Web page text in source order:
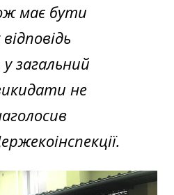
має бути
загальний
не